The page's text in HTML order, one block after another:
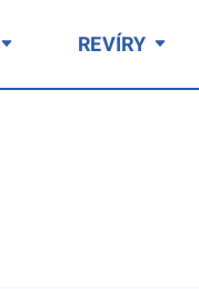
REVÍRY